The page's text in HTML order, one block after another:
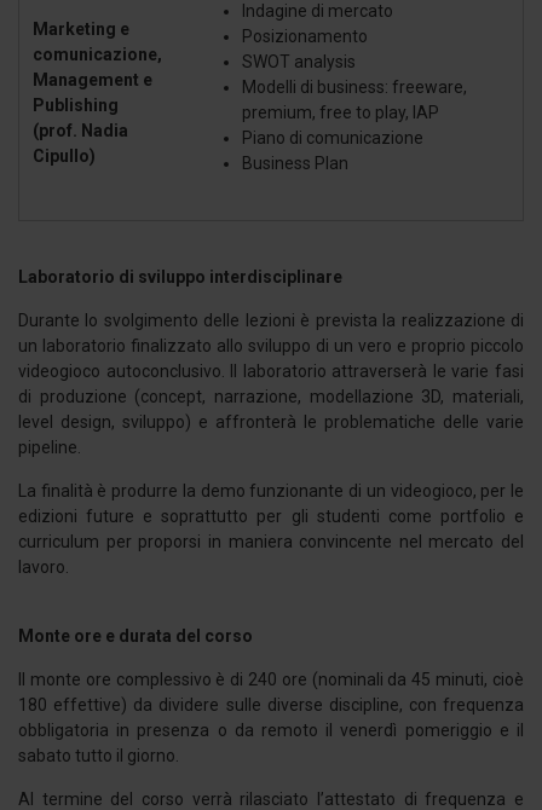
Marketing e
comunicazione,
Management e
Publishing
(prof. Nadia
Cipullo)
Indagine di mercato
Posizionamento
SWOT analysis
Modelli di business: freeware,
premium, free to play, IAP
Piano di comunicazione
Business Plan
Laboratorio di sviluppo interdisciplinare
Durante lo svolgimento delle lezioni è prevista la realizzazione di
un laboratorio finalizzato allo sviluppo di un vero e proprio piccolo
videogioco autoconclusivo. Il laboratorio attraverserà le varie fasi
di produzione (concept, narrazione, modellazione 3D, materiali,
level design, sviluppo) e affronterà le problematiche delle varie
pipeline.
La finalità è produrre la demo funzionante di un videogioco, per le
edizioni future e soprattutto per gli studenti come portfolio e
curriculum per proporsi in maniera convincente nel mercato del
lavoro.
Monte ore e durata del corso
Il monte ore complessivo è di 240 ore (nominali da 45 minuti, cioè
180 effettive) da dividere sulle diverse discipline, con frequenza
obbligatoria in presenza o da remoto il venerdì pomeriggio e il
sabato tutto il giorno.
Al termine del corso verrà rilasciato l’attestato di frequenza e